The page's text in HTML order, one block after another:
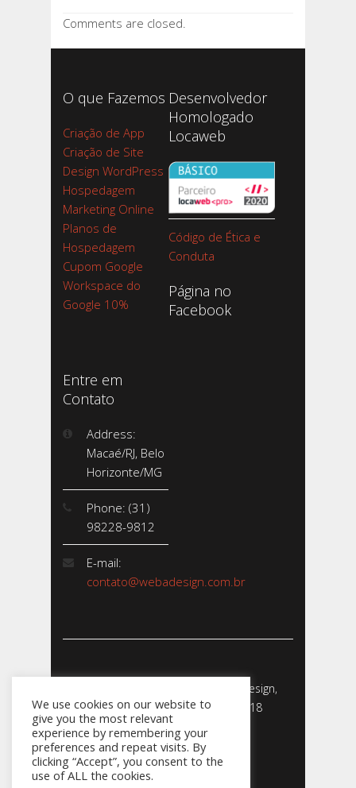
Comments are closed.
O que Fazemos
Criação de App
Criação de Site
Design WordPress
Hospedagem
Marketing Online
Planos de
Hospedagem
Cupom Google
Workspace do
Google 10%
Desenvolvedor
Homologado
Locaweb
Código de Ética e
Conduta
Página no
Facebook
Entre em
Contato
Address:
Macaé/RJ, Belo
Horizonte/MG
Phone: (31)
98228-9812
E-mail:
contato@webadesign.com.br
Webadesign - Empresa de Webdesign,
Desenvolvimento de Sites - 2018
CNPJ: 23.856.204/0001-­24
We use cookies on our website to
give you the most relevant
experience by remembering your
preferences and repeat visits. By
clicking “Accept”, you consent to the
use of ALL the cookies.